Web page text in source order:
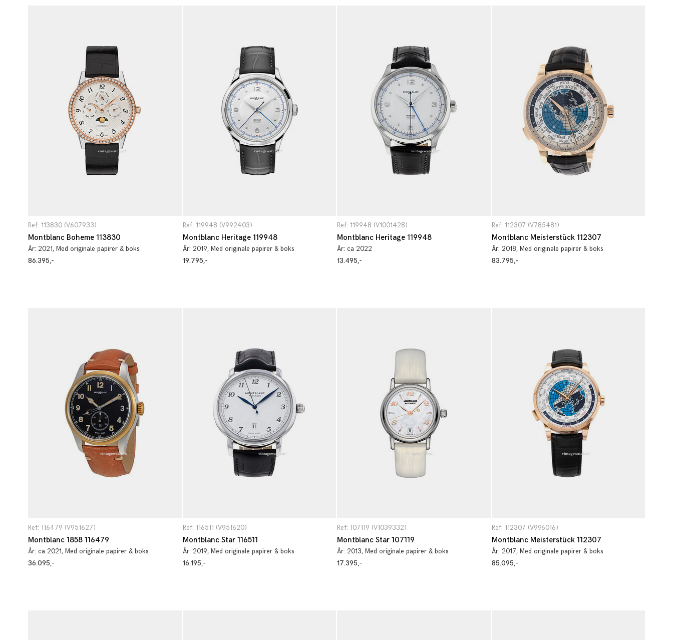
Ref: 113830 (V607933)
Montblanc Boheme 113830
År: 2021, Med originale papirer & boks
86.395,-
Ref: 119948 (V992403)
Montblanc Heritage 119948
År: 2019, Med originale papirer & boks
19.795,-
Ref: 119948 (V1001428)
Montblanc Heritage 119948
År: ca 2022
13.495,-
Ref: 112307 (V785481)
Montblanc Meisterstück 112307
År: 2018, Med originale papirer & boks
83.795,-
Ref: 116479 (V951627)
Montblanc 1858 116479
År: ca 2021, Med originale papirer & boks
36.095,-
Ref: 116511 (V951620)
Montblanc Star 116511
År: 2019, Med originale papirer & boks
16.195,-
Ref: 107119 (V1039332)
Montblanc Star 107119
År: 2013, Med originale papirer & boks
17.395,-
Ref: 112307 (V996016)
Montblanc Meisterstück 112307
År: 2017, Med originale papirer & boks
85.095,-